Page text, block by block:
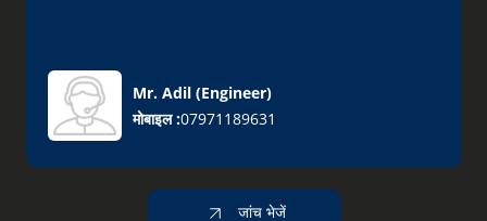
Mr. Adil (Engineer)
मोबाइल :07971189631
जांच भेजें